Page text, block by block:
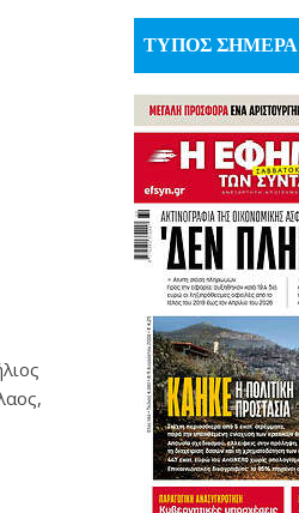
ΤΥΠΟΣ ΣΗΜΕΡΑ